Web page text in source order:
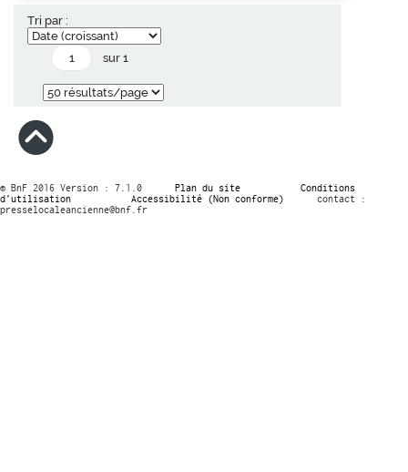
Tri par :
sur 1
© BnF 2016 Version : 7.1.0 Plan du site
Conditions
d’utilisation
Accessibilité (Non conforme)
contact :
presselocaleancienne@bnf.fr